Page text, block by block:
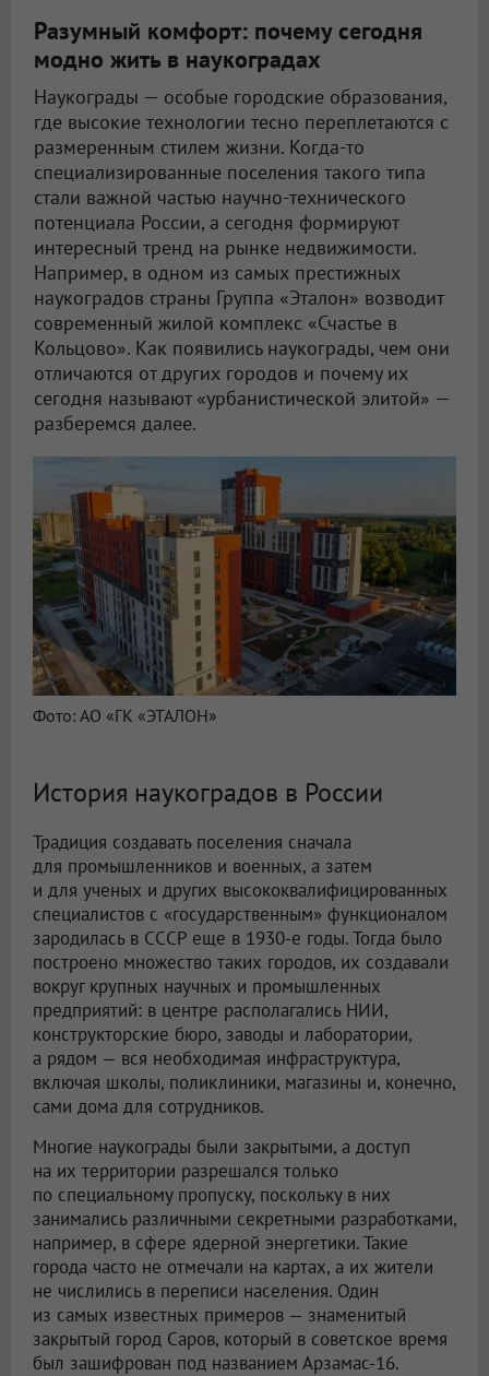
Разумный комфорт: почему сегодня
модно жить в наукоградах
Наукограды — особые городские образования,
где высокие технологии тесно переплетаются с
размеренным стилем жизни. Когда-то
специализированные поселения такого типа
стали важной частью научно-технического
потенциала России, а сегодня формируют
интересный тренд на рынке недвижимости.
Например, в одном из самых престижных
наукоградов страны Группа «Эталон» возводит
современный жилой комплекс «Счастье в
Кольцово». Как появились наукограды, чем они
отличаются от других городов и почему их
сегодня называют «урбанистической элитой» —
разберемся далее.
Фото: АО «ГК «ЭТАЛОН»
История наукоградов в России
Традиция создавать поселения сначала
для промышленников и военных, а затем
и для ученых и других высококвалифицированных
специалистов с «государственным» функционалом
зародилась в СССР еще в 1930-е годы. Тогда было
построено множество таких городов, их создавали
вокруг крупных научных и промышленных
предприятий: в центре располагались НИИ,
конструкторские бюро, заводы и лаборатории,
а рядом — вся необходимая инфраструктура,
включая школы, поликлиники, магазины и, конечно,
сами дома для сотрудников.
Многие наукограды были закрытыми, а доступ
на их территории разрешался только
по специальному пропуску, поскольку в них
занимались различными секретными разработками,
например, в сфере ядерной энергетики. Такие
города часто не отмечали на картах, а их жители
не числились в переписи населения. Один
из самых известных примеров — знаменитый
закрытый город Саров, который в советское время
был зашифрован под названием Арзамас-16.